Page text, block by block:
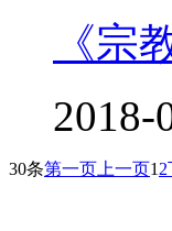
《宗
2018-
30条第一页 上一页1 2